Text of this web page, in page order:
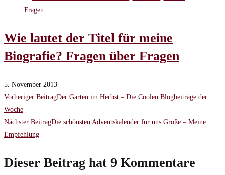
Wie lautet der Titel für meine
Biografie? Fragen über Fragen
5. November 2013
Weitere
Artikel
ansehen
Vorheriger BeitragDer Garten im Herbst – Die Coolen Blogbeiträge der
Woche
Nächster BeitragDie schönsten Adventskalender für uns Große – Meine
Empfehlung
Dieser Beitrag hat 9 Kommentare